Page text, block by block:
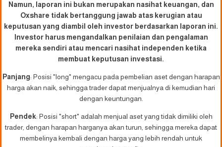
Namun, laporan ini bukan merupakan nasihat keuangan, dan
Oxshare tidak bertanggung jawab atas kerugian atau
keputusan yang diambil oleh investor berdasarkan laporan ini.
Investor harus mengandalkan penilaian dan pengalaman
mereka sendiri atau mencari nasihat independen ketika
membuat keputusan investasi.
Panjang: Posisi "long" mengacu pada pembelian aset dengan harapan
harga akan naik, sehingga trader dapat menjualnya di kemudian hari
dengan keuntungan.
Pendek: Posisi "short" adalah menjual aset yang tidak dimiliki oleh
trader, dengan harapan harganya akan turun, sehingga mereka dapat
membelinya kembali dengan harga yang lebih rendah untuk